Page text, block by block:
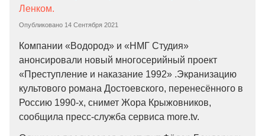
Опубликовано 14 Сентября 2021
Ленком.
Компании «Водород» и «НМГ Студия»
анонсировали новый многосерийный проект
«Преступление и наказание 1992» .Экранизацию
культового романа Достоевского, перенесённого в
Россию 1990-х, снимет Жора Крыжовников,
сообщила пресс-служба сервиса more.tv.